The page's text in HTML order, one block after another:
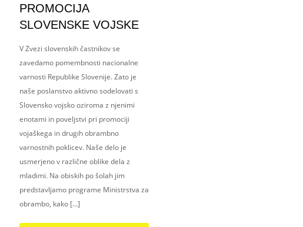
PROMOCIJA
SLOVENSKE VOJSKE
V Zvezi slovenskih častnikov se
zavedamo pomembnosti nacionalne
varnosti Republike Slovenije. Zato je
naše poslanstvo aktivno sodelovati s
Slovensko vojsko oziroma z njenimi
enotami in poveljstvi pri promociji
vojaškega in drugih obrambno
varnostnih poklicev. Naše delo je
usmerjeno v različne oblike dela z
mladimi. Na obiskih po šolah jim
predstavljamo programe Ministrstva za
obrambo, kako […]